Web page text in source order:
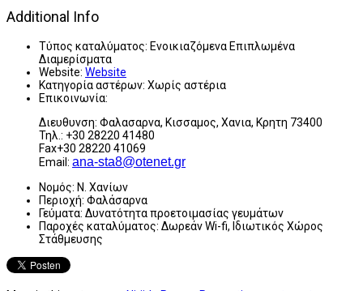
Additional Info
Τύπος καταλύματος: Ενοικιαζόμενα Επιπλωμένα
Διαμερίσματα
Website: Website
Κατηγορία αστέρων: Χωρίς αστέρια
Επικοινωνία:
Διευθυνση: Φαλασαρνα, Κισσαμος, Χανια, Κρητη 73400
Τηλ.: +30 28220 41480
Fax+30 28220 41069
Email: ana-sta8@otenet.gr
Νομός: Ν. Χανίων
Περιοχή: Φαλάσαρνα
Γεύματα: Δυνατότητα προετοιμασίας γευμάτων
Παροχές καταλύματος: Δωρεάν Wi-fi, Ιδιωτικός Χώρος
Στάθμευσης